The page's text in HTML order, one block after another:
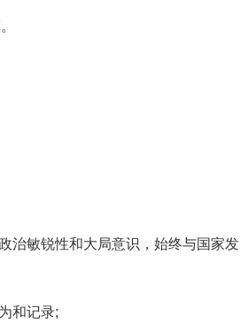
敏锐性和大局意识，始终与国家发
和记录;